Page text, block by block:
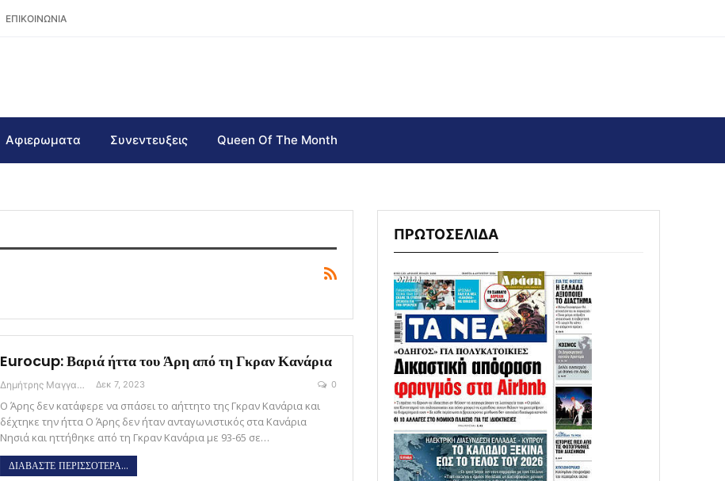
ΕΠΙΚΟΙΝΩΝΙΑ
Αφιερωματα Συνεντευξεις Queen Of The Month
Eurocup: Βαριά ήττα του Άρη από τη Γκραν Κανάρια
Δημήτρης Μαγγανάρης Δεκ 7, 2023 0
Ο Άρης δεν κατάφερε να σπάσει το αήττητο της Γκραν Κανάρια και
δέχτηκε την ήττα Ο Άρης δεν ήταν ανταγωνιστικός στα Κανάρια
Νησιά και ηττήθηκε από τη Γκραν Κανάρια με 93-65 σε…
ΔΙΑΒΑΣΤΕ ΠΕΡΙΣΣΟΤΕΡΑ...
ΠΡΩΤΟΣΕΛΙΔΑ